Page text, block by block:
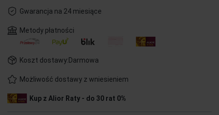
Gwarancja na 24 miesiące
Metody płatności
Koszt dostawy:Darmowa
Możliwość dostawy z wniesieniem
Kup z Alior Raty - do 30 rat 0%